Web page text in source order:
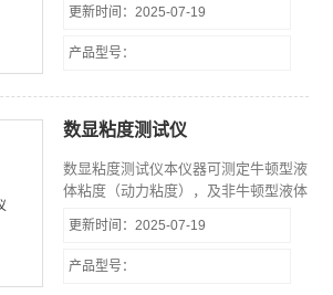
设计新颖，结构紧凑，美观大方 2、采
用智能液晶显示温控仪，控温迅速，响
度均匀。 本仪器的大特点是：全喷塑
仪，新颖*；小型台式结构，美观大
方；品氏
更新时间：2025-07-19
产品型号：
数显粘度测试仪
数显粘度测试仪​本仪器可测定牛顿型液
体粘度（动力粘度），及非牛顿型液体
量精度高，稳定性好。广泛应用于油
脂、油漆、食品、药物、胶粘剂、化妆
更新时间：2025-07-19
产品型号：